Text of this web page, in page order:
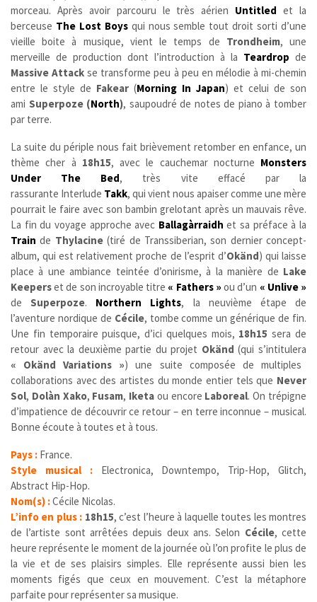
morceau. Après avoir parcouru le très aérien Untitled et la
berceuse The Lost Boysqui nous semble tout droit sorti d’une
vieille boite à musique, vient le temps de Trondheim, une
merveille de production dont l’introduction à la Teardrop de
Massive Attack se transforme peu à peu en mélodie à mi-chemin
entre le style de Fakear (Morning In Japan) et celui de son
ami Superpoze (North), saupoudré de notes de piano à tomber
par terre.
La suite du périple nous fait brièvement retomber en enfance, un
thème cher à 18h15, avec le cauchemar nocturne Monsters
Under The Bed, très vite effacé par la
rassurante Interlude Takk, qui vient nous apaiser comme une mère
pourrait le faire avec son bambin grelotant après un mauvais rêve.
La fin du voyage approche avec Ballagàrraidh et sa préface à la
Train de Thylacine(tiré de Transsiberian, son dernier concept-
album, qui est relativement proche de l’esprit d’Okänd) qui laisse
place à une ambiance teintée d’onirisme, à la manière de Lake
Keeperset de son incroyable titre « Fathers » ou d’un « Unlive »
de Superpoze. Northern Lights, la neuvième étape de
l’aventure nordique de Cécile, tombe comme un générique de fin.
Une fin temporaire puisque, d’ici quelques mois, 18h15 sera de
retour avec la deuxième partie du projet Okänd(qui s’intitulera
« Okänd Variations ») une suite composée de multiples
collaborations avec des artistes du monde entier tels que Never
Sol, Dolàn Xako, Fusam, Iketa ou encore Laboreal. On trépigne
d’impatience de découvrir ce retour – en terre inconnue – musical.
Bonne écoute à toutes et à tous.
Pays : France.
Style musical :
Electronica, Downtempo, Trip-Hop, Glitch,
Abstract Hip-Hop.
Nom(s) :Cécile Nicolas.
L’info en plus : 18h15, c’est l’heure à laquelle toutes les montres
de l’artiste sont arrêtées depuis deux ans. Selon Cécile, cette
heure représente le moment de la journée où l’on profite le plus de
la vie et de ses plaisirs simples. Elle représente aussi bien les
moments figés que ceux en mouvement. C’est la métaphore
parfaite pour représenter sa musique.